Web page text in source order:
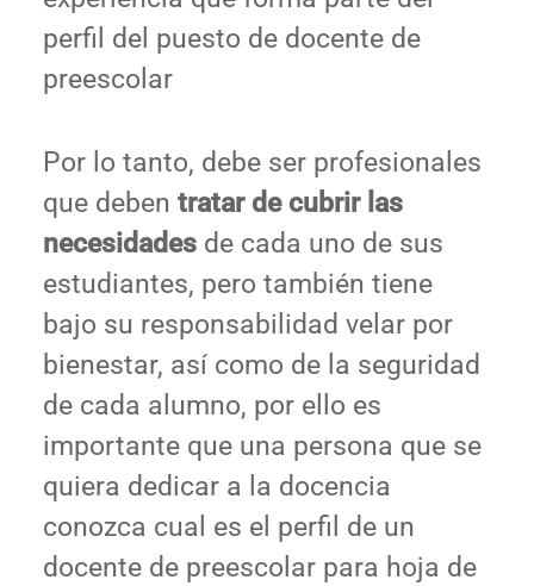
perfil del puesto de docente de
preescolar
Por lo tanto, debe ser profesionales
que deben tratar de cubrir las
necesidadesde cada uno de sus
estudiantes, pero también tiene
bajo su responsabilidad velar por
bienestar, así como de la seguridad
de cada alumno, por ello es
importante que una persona que se
quiera dedicar a la docencia
conozca cual es el perfil de un
docente de preescolar para hoja de